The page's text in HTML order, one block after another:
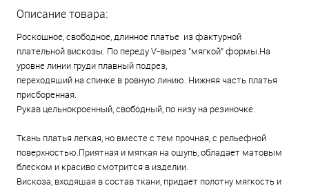
Описание товара:
Роскошное, свободное, длинное платье из фактурной
плательной вискозы. По переду V-вырез "мягкой" формы.На
уровне линии груди плавный подрез,
переходящий на спинке в ровную линию. Нижняя часть платья
присборенная.
Рукав цельнокроенный, свободный, по низу на резиночке.
Ткань платья легкая, но вместе с тем прочная, с рельефной
поверхностью.Приятная и мягкая на ощупь, обладает матовым
блеском и красиво смотрится в изделии.
Вискоза, входящая в состав ткани, придает полотну мягкость и